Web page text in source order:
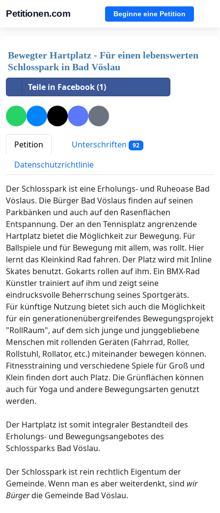
Petitionen.com Beginne eine Petition
Bewegter Hartplatz - Für einen lebenswerten
Schlosspark in Bad Vöslau
Teile in Facebook (1)
Petition Unterschriften 92
Datenschutzrichtlinie
Der Schlosspark ist eine Erholungs- und Ruheoase Bad
Vöslaus. Die Bürger Bad Vöslaus finden auf seinen
Parkbänken und auch auf den Rasenflächen
Entspannung. Der an den Tennisplatz angrenzende
Hartplatz bietet die Möglichkeit zur Bewegung. Für
Ballspiele und für Bewegung mit allem, was rollt. Hier
lernt das Kleinkind Rad fahren. Der Platz wird mit Inline
Skates benutzt. Gokarts rollen auf ihm. Ein BMX-Rad
Künstler trainiert auf ihm und zeigt seine
eindrucksvolle Beherrschung seines Sportgeräts.
Für künftige Nutzung bietet sich auch die Möglichkeit
für ein generationenübergreifendes Bewegungsprojekt
"RollRaum", auf dem sich junge und junggebliebene
Menschen mit rollenden Geräten (Fahrrad, Roller,
Rollstuhl, Rollator, etc.) miteinander bewegen können.
Fitnesstraining und verschiedene Spiele für Groß und
Klein finden dort auch Platz. Die Grünflächen können
auch für Yoga und andere Bewegungsarten genutzt
werden.
Der Hartplatz ist somit integraler Bestandteil des
Erholungs- und Bewegungsangebotes des
Schlossparks Bad Vöslau.
Der Schlosspark ist rein rechtlich Eigentum der
Gemeinde. Wenn man es aber weiterdenkt, sind wir
Bürgerdie Gemeinde Bad Vöslau.